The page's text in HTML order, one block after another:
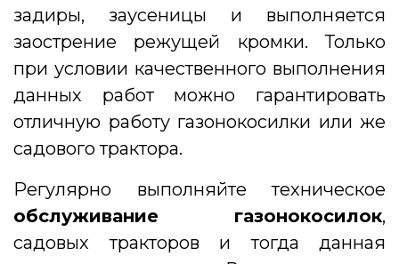
задиры, заусеницы и выполняется
заострение режущей кромки. Только
при условии качественного выполнения
данных работ можно гарантировать
отличную работу газонокосилки или же
садового трактора.
Регулярно выполняйте техническое
обслуживание газонокосилок,
садовых тракторов и тогда данная